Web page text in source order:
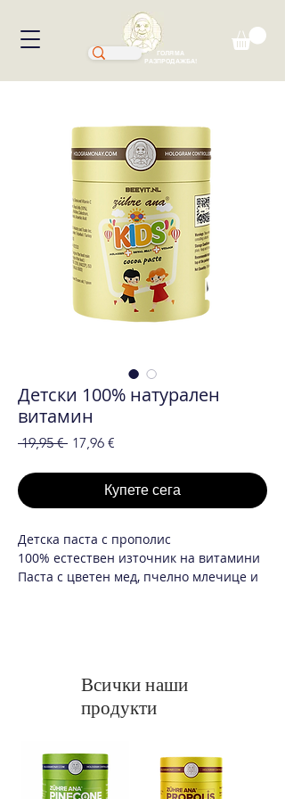
ГОЛЯМА
РАЗПРОДАЖБА!
Детски 100% натурален
витамин
19,95 € Редовна
17,96 €
Купете сега
Детска паста с прополис
100% естествен източник на витамини
Паста с цветен мед, пчелно млечице и
естествен начин за защита от вируси.
Повишава съпротивителните сили на
балансира кръвообращението,
същевременно хистидин,
Всички наши
продукти